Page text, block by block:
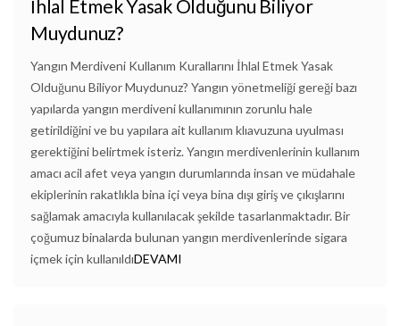
İhlal Etmek Yasak Olduğunu Biliyor
Muydunuz?
Yangın Merdiveni Kullanım Kurallarını İhlal Etmek Yasak
Olduğunu Biliyor Muydunuz? Yangın yönetmeliği gereği bazı
yapılarda yangın merdiveni kullanımının zorunlu hale
getirildiğini ve bu yapılara ait kullanım klıavuzuna uyulması
gerektiğini belirtmek isteriz. Yangın merdivenlerinin kullanım
amacı acil afet veya yangın durumlarında insan ve müdahale
ekiplerinin rakatlıkla bina içi veya bina dışı giriş ve çıkışlarını
sağlamak amacıyla kullanılacak şekilde tasarlanmaktadır. Bir
çoğumuz binalarda bulunan yangın merdivenlerinde sigara
içmek için kullanıldıDEVAMI